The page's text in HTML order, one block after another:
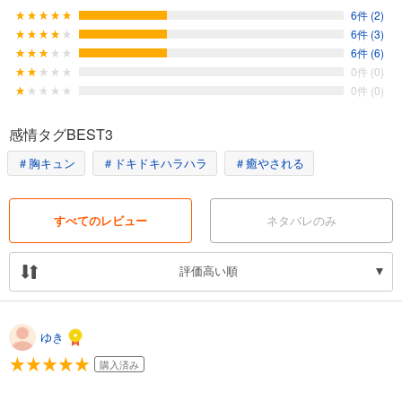
6件 (2)
6件 (3)
6件 (6)
0件 (0)
0件 (0)
感情タグBEST3
＃胸キュン ＃ドキドキハラハラ ＃癒やされる
すべてのレビュー ネタバレのみ
評価高い順
ゆき
購入済み